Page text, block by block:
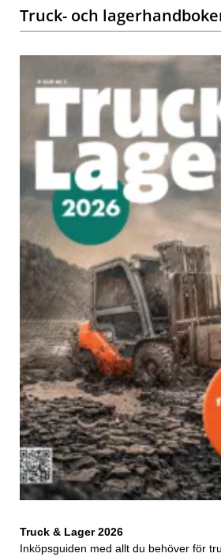
Truck- och
Truck & Lager 2026
Inköpsguiden med allt du behöver för